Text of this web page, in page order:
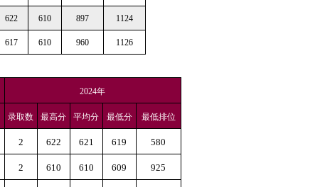
622 610 897 1124
617 610 960 1126
2024年
录取数 最高分 平均分 最低分 最低排位
2 622 621 619 580
2 610 610 609 925